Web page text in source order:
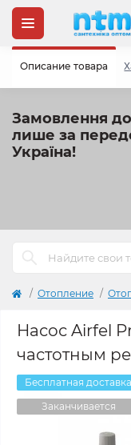
Замовлення
лише за
Україна!
Отопление
Насос Airfel
частотным
Бесплатная доставка
Заканчивается
Описание товара